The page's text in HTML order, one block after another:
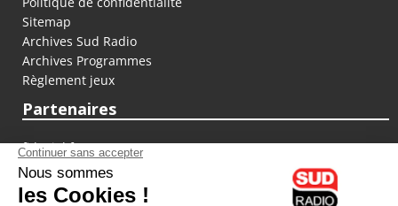
Sitemap
Archives Sud Radio
Archives Programmes
Règlement jeux
Partenaires
fiducial.fr
lyoncapitale.fr
olympique-et-lyonnais.com